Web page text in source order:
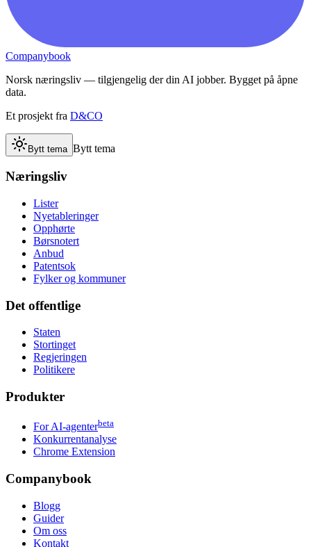
Companybook
Norsk næringsliv — tilgjengelig der din AI jobber. Bygget på åpne
data.
Et prosjekt fra D&CO
Bytt tema Bytt tema
Næringsliv
Lister
Nyetableringer
Opphørte
Børsnotert
Anbud
Patentsok
Fylker og kommuner
Det offentlige
Staten
Stortinget
Regjeringen
Politikere
Produkter
For AI-agenterbeta
Konkurrentanalyse
Chrome Extension
Companybook
Blogg
Guider
Om oss
Kontakt